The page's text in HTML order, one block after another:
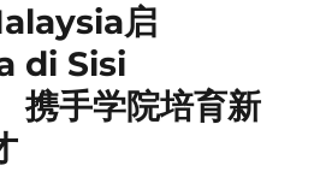
启
di Sisi
手学院培育新